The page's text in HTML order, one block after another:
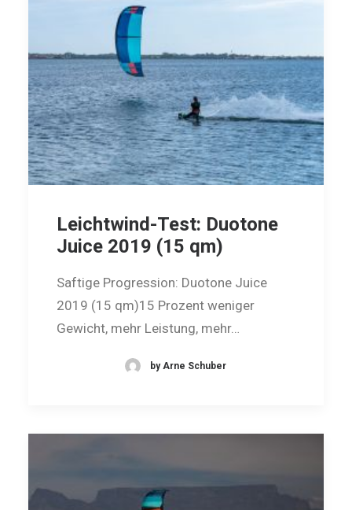
Leichtwind-Test: Duotone
Juice 2019 (15 qm)
Saftige Progression: Duotone Juice
2019 (15 qm)15 Prozent weniger
Gewicht, mehr Leistung, mehr…
by Arne Schuber